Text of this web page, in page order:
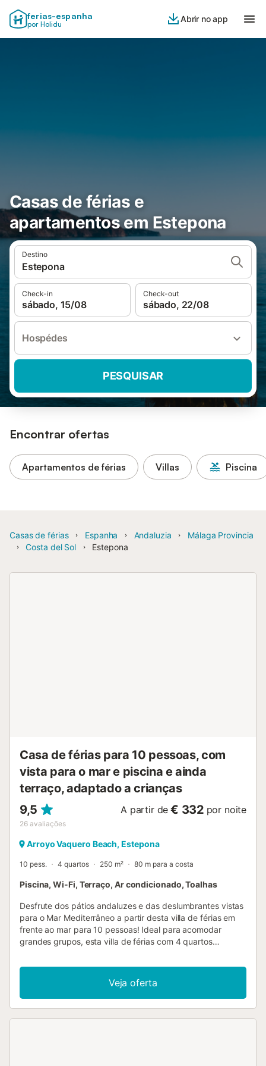
ferias-espanha
por Holidu
Abrir no app
Casas de férias e
apartamentos em Estepona
Destino
Estepona
Check-in
sábado, 15/08
Check-out
sábado, 22/08
Hospédes
PESQUISAR
Encontrar ofertas
Apartamentos de férias Villas Piscina
Casas de férias Espanha Andaluzia
Málaga Provincia
Costa del Sol
Estepona
Casa de férias para 10 pessoas, com
vista para o mar e piscina e ainda
terraço, adaptado a crianças
9,5
26 avaliações
A partir de € 332 por noite
Arroyo Vaquero Beach, Estepona
10 pess. 4 quartos 250 m² 80 m para a costa
Piscina, Wi-Fi, Terraço, Ar condicionado, Toalhas
Desfrute dos pátios andaluzes e das deslumbrantes vistas
para o Mar Mediterrâneo a partir desta villa de férias em
frente ao mar para 10 pessoas! Ideal para acomodar
grandes grupos, esta villa de férias com 4 quartos
estadia inesquecível na Costa del Sol em qualquer época
do ano. A villa está localizada num complexo com uma
piscina exterior partilhada e fica a um passo da costa,
tornando-a perfeita para umas férias de sol, areia e mar. A
Veja oferta